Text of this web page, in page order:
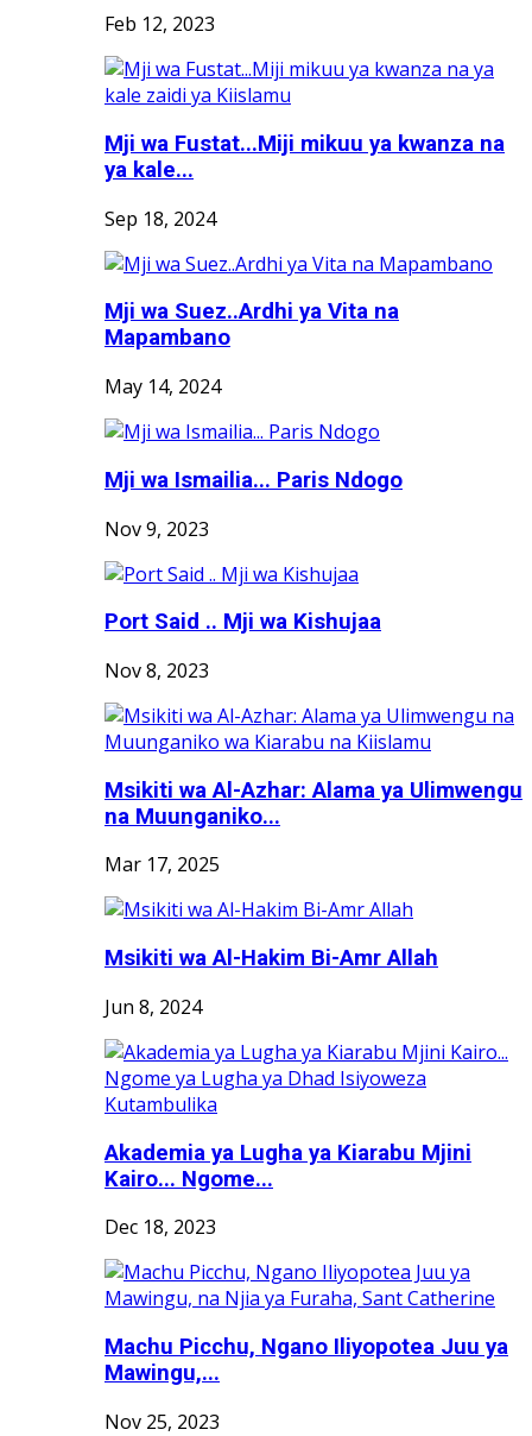
Feb 12, 2023
Mji wa Fustat...Miji mikuu ya kwanza na
ya kale...
Sep 18, 2024
Mji wa Suez..Ardhi ya Vita na
Mapambano
May 14, 2024
Mji wa Ismailia... Paris Ndogo
Nov 9, 2023
Port Said .. Mji wa Kishujaa
Nov 8, 2023
Msikiti wa Al-Azhar: Alama ya Ulimwengu
na Muunganiko...
Mar 17, 2025
Msikiti wa Al-Hakim Bi-Amr Allah
Jun 8, 2024
Akademia ya Lugha ya Kiarabu Mjini
Kairo... Ngome...
Dec 18, 2023
Machu Picchu, Ngano Iliyopotea Juu ya
Mawingu,...
Nov 25, 2023